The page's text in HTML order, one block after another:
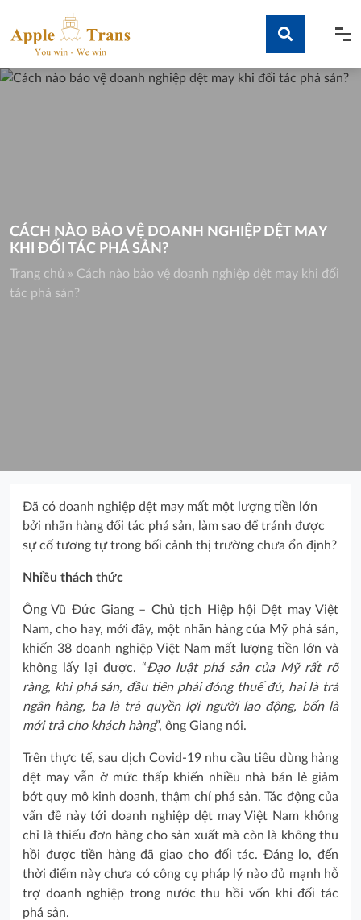
content
Tìm kiếm
CÁCH NÀO BẢO VỆ DOANH NGHIỆP DỆT MAY
KHI ĐỐI TÁC PHÁ SẢN?
Trang chủ » Cách nào bảo vệ doanh nghiệp dệt may khi đối
tác phá sản?
Đã có doanh nghiệp dệt may mất một lượng tiền lớn
bởi nhãn hàng đối tác phá sản, làm sao để tránh được
sự cố tương tự trong bối cảnh thị trường chưa ổn định?
Nhiều thách thức
Ông Vũ Đức Giang – Chủ tịch Hiệp hội Dệt may Việt
Nam, cho hay, mới đây, một nhãn hàng của Mỹ phá sản,
khiến 38 doanh nghiệp Việt Nam mất lượng tiền lớn và
không lấy lại được. “Đạo luật phá sản của Mỹ rất rõ
ràng, khi phá sản, đầu tiên phải đóng thuế đủ, hai là trả
ngân hàng, ba là trả quyền lợi người lao động, bốn là
mới trả cho khách hàng”, ông Giang nói.
Trên thực tế, sau dịch Covid-19 nhu cầu tiêu dùng hàng
dệt may vẫn ở mức thấp khiến nhiều nhà bán lẻ giảm
bớt quy mô kinh doanh, thậm chí phá sản. Tác động của
vấn đề này tới doanh nghiệp dệt may Việt Nam không
chỉ là thiếu đơn hàng cho sản xuất mà còn là không thu
hồi được tiền hàng đã giao cho đối tác. Đáng lo, đến
thời điểm này chưa có công cụ pháp lý nào đủ mạnh hỗ
trợ doanh nghiệp trong nước thu hồi vốn khi đối tác
phá sản.